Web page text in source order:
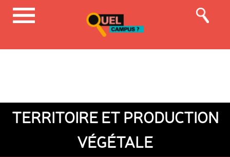
TERRITOIRE ET PRODUCTION
VÉGÉTALE